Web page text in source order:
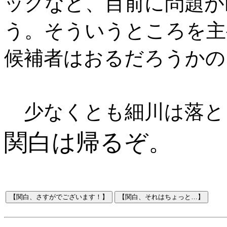
う。そういうところを
候補者はおるだろうか
少なくとも細川は落
関白は帰るぞ。